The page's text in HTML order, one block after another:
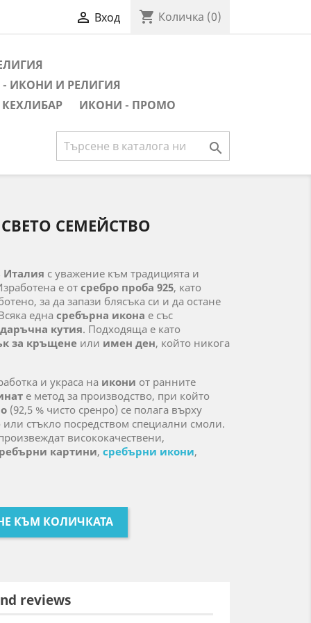
 Вход shopping_cart Количка (0)
ИКОНИ И РЕЛИГИЯ
ИКОНИ - ПРОМО

СЕМЕЙСТВО
Италия с уважение към традицията и
е отсребро проба 925, като
за да запази блясъка си и да остане
една сребърна икона е със
кутия. Подходяща е като
за кръщене или имен ден, който никога
и украса на икони от ранните
е метод за производство, при който
(92,5 % чисто сренро) се полага върху
стъкло посредством специални смоли.
висококачествени,
картини, сребърни икони,
КЪМ КОЛИЧКАТА
reviews